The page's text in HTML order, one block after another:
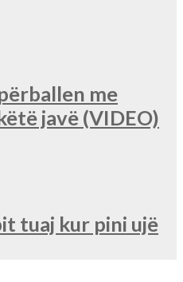
me
javë (VIDEO)
tuaj kur pini ujë